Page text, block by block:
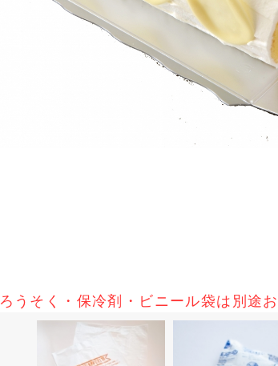
ろうそく・保冷剤・ビニール袋は別途